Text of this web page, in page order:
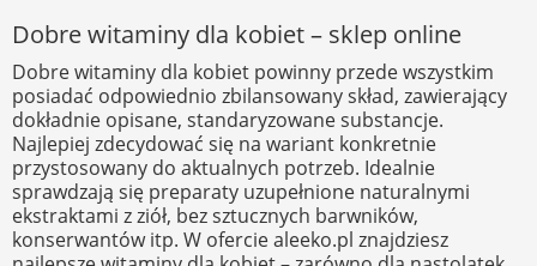
Dobre witaminy dla kobiet – sklep online
Dobre witaminy dla kobiet powinny przede wszystkim
posiadać odpowiednio zbilansowany skład, zawierający
dokładnie opisane, standaryzowane substancje.
Najlepiej zdecydować się na wariant konkretnie
przystosowany do aktualnych potrzeb. Idealnie
sprawdzają się preparaty uzupełnione naturalnymi
ekstraktami z ziół, bez sztucznych barwników,
konserwantów itp. W ofercie aleeko.pl znajdziesz